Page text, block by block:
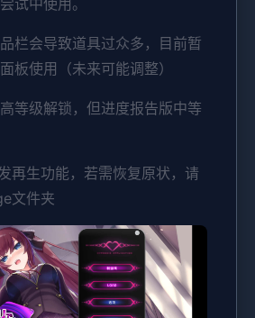
试中使用。
栏会导致道具过众多，目前暂
板使用（未来可能调整）
等级解锁，但进度报告版中等
再生功能，若需恢复原状，请
文件夹